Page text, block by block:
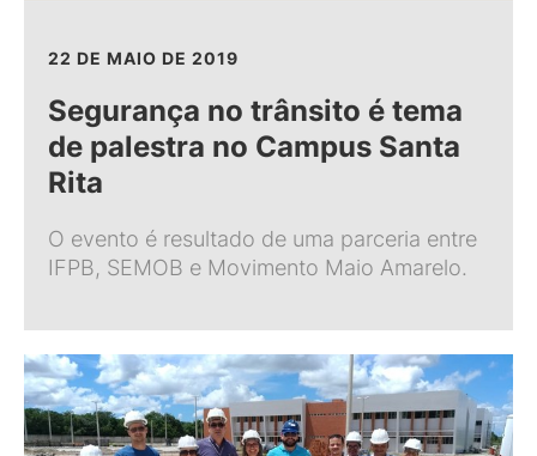
22 DE MAIO DE 2019
Segurança no trânsito é tema
de palestra no Campus Santa
Rita
O evento é resultado de uma parceria entre
IFPB, SEMOB e Movimento Maio Amarelo.